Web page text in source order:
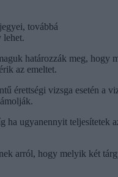
továbbá
lehet.
határozzák meg,
az emeltet.
vizsga esetén a
ugyanennyit teljesítetek
arról, hogy melyik két